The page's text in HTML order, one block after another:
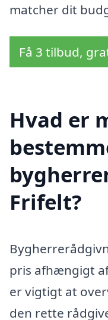
matcher dit
Få 3 tilbud,
Hvad er
Frifelt?
pris afhængigt
er vigtigt at
den rette